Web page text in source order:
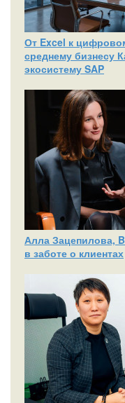
От Excel к
среднему бизнесу
экосистему SAP
Алла Зацепилова,
в заботе о клиентах